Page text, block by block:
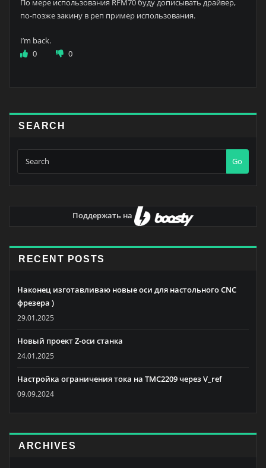
По мере использования RFM70 буду дописывать драйвер,
по-позже закину в реп пример использования.
I’m back.
0
0
SEARCH
Go
Поддержать на
RECENT POSTS
Наконец изготавливаю новые оси для настольного CNC
фрезера )
29.01.2025
Новый проект Z-оси станка
24.01.2025
Настройка ограничения тока на TMC2209 через V_ref
09.09.2024
ARCHIVES